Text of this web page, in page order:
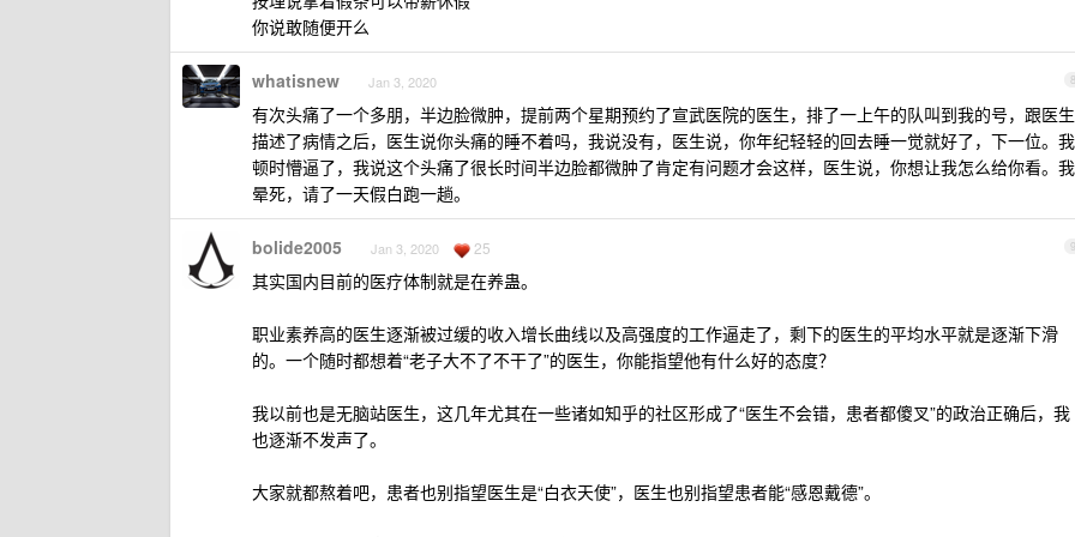
你说敢随便开么
8
whatisnew Jan 3, 2020
有次头痛了一个多朋，半边脸微肿，提前两个星期预约了宣武医院的医生，排了一上午的队叫到我的号，跟医生
描述了病情之后，医生说你头痛的睡不着吗，我说没有，医生说，你年纪轻轻的回去睡一觉就好了，下一位。我
顿时懵逼了，我说这个头痛了很长时间半边脸都微肿了肯定有问题才会这样，医生说，你想让我怎么给你看。我
晕死，请了一天假白跑一趟。
9
bolide2005 Jan 3, 2020 25
其实国内目前的医疗体制就是在养蛊。
职业素养高的医生逐渐被过缓的收入增长曲线以及高强度的工作逼走了，剩下的医生的平均水平就是逐渐下滑
的。一个随时都想着“老子大不了不干了”的医生，你能指望他有什么好的态度？
我以前也是无脑站医生，这几年尤其在一些诸如知乎的社区形成了“医生不会错，患者都傻叉”的政治正确后，我
也逐渐不发声了。
大家就都熬着吧，患者也别指望医生是“白衣天使”，医生也别指望患者能“感恩戴德”。